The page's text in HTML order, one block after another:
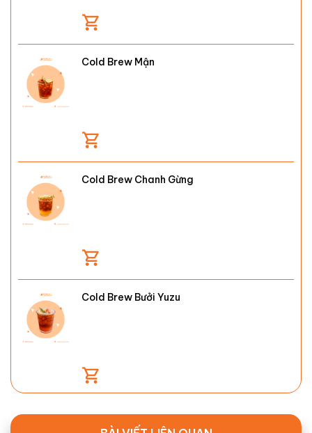
Cold Brew Mận
Cold Brew Chanh Gừng
Cold Brew Bưởi Yuzu